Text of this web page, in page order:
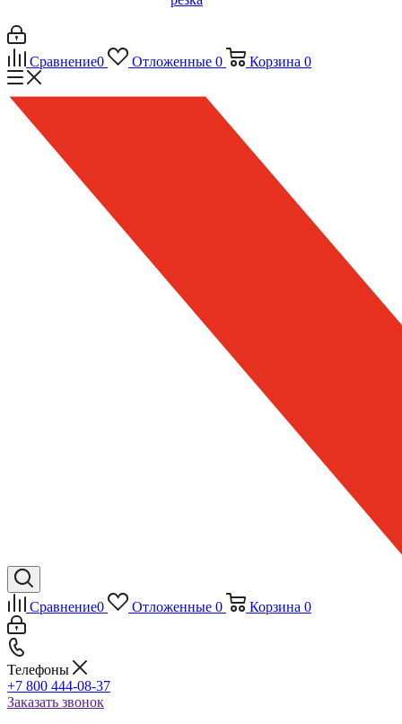
Сравнение0 Отложенные 0 Корзина 0
Сравнение0 Отложенные 0 Корзина 0
Телефоны
+7 800 444-08-37
Заказать звонок